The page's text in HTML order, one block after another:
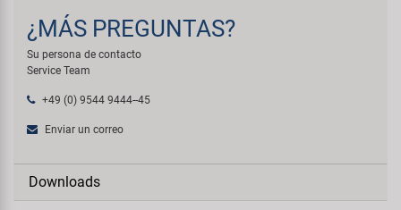
¿MÁS PREGUNTAS?
Su persona de contacto
Service Team
+49 (0) 9544 9444--45
Enviar un correo
Downloads